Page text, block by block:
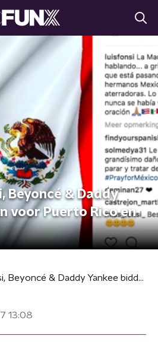
Beyoncé & Daddy
voor Puerto Rico en
O.a. Luis Fonsi, Beyoncé & Daddy Yankee bidden voor Puerto Rico en Mexico
13:08